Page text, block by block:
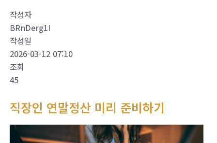
작성자
BRnDerg1I
작성일
2026-03-12 07:10
조회
45
직장인 연말정산 미리 준비하기